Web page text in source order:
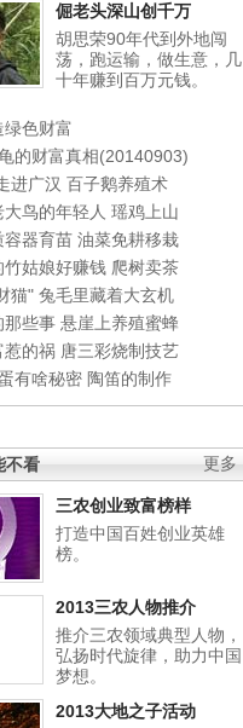
倔老头深山创千万
胡思荣90年代到外地闯
荡，跑运输，做生意，几
十年赚到百万元钱。
绿色财富
的财富真相(20140903)
进广汉 百子鹅养殖术
鸟的年轻人 瑶鸡上山
容器育苗 油菜免耕移栽
竹姑娘好赚钱 爬树卖茶
猫" 兔毛里藏着大玄机
那些事 悬崖上养殖蜜蜂
惹的祸 唐三彩烧制技艺
有啥秘密 陶笛的制作
更多
不看
三农创业致富榜样
打造中国百姓创业英雄
榜。
2013三农人物推介
推介三农领域典型人物，
弘扬时代旋律，助力中国
梦想。
2013大地之子活动